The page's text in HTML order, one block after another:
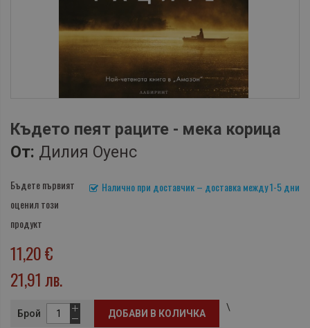
Където пеят раците - мека корица
От: Дилия Оуенс
Налично при доставчик – доставка между 1-5 дни
Бъдете първият
оценил този
продукт
11,20 €
21,91 лв.
Брой ДОБАВИ В КОЛИЧКА
\